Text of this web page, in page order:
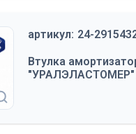
артикул: 24-
Втулка
"УРАЛЭЛАСТОМЕР"